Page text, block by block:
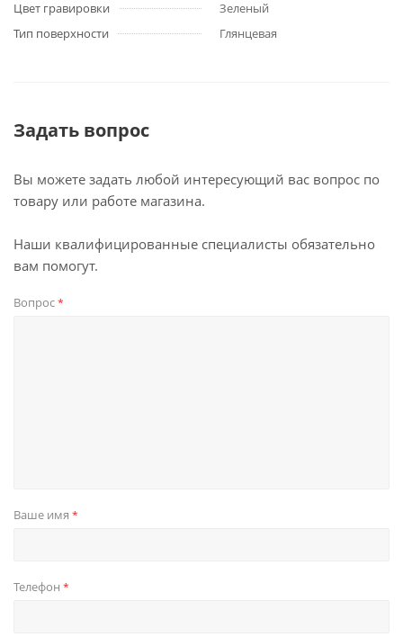
Цвет гравировки
Зеленый
Тип поверхности
Глянцевая
Задать вопрос
Вы можете задать любой интересующий вас вопрос по
товару или работе магазина.
Наши квалифицированные специалисты обязательно
вам помогут.
Вопрос*
Ваше имя *
Телефон *